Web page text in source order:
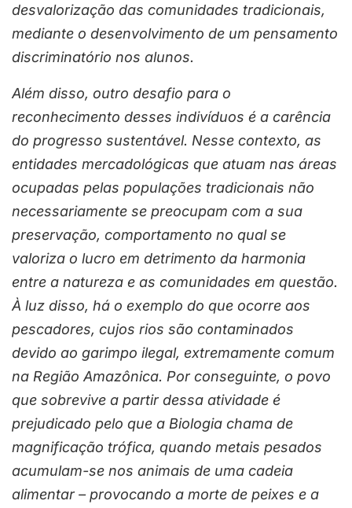
desvalorização das comunidades tradicionais,
mediante o desenvolvimento de um pensamento
discriminatório nos alunos.
Além disso, outro desafio para o
reconhecimento desses indivíduos é a carência
do progresso sustentável. Nesse contexto, as
entidades mercadológicas que atuam nas áreas
ocupadas pelas populações tradicionais não
necessariamente se preocupam com a sua
preservação, comportamento no qual se
valoriza o lucro em detrimento da harmonia
entre a natureza e as comunidades em questão.
À luz disso, há o exemplo do que ocorre aos
pescadores, cujos rios são contaminados
devido ao garimpo ilegal, extremamente comum
na Região Amazônica. Por conseguinte, o povo
que sobrevive a partir dessa atividade é
prejudicado pelo que a Biologia chama de
magnificação trófica, quando metais pesados
acumulam-se nos animais de uma cadeia
alimentar – provocando a morte de peixes e a